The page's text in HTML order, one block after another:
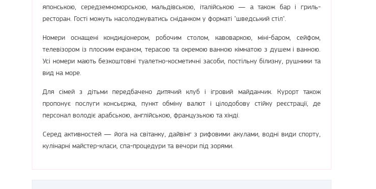
японською, середземноморською, мальдівською, італійською — а також бар і гриль-
ресторан. Гості можуть насолоджуватись сніданком у форматі "шведський стіл".
Номери оснащені кондиціонером, робочим столом, кавоваркою, міні-баром, сейфом,
телевізором із плоским екраном, терасою та окремою ванною кімнатою з душем і ванною.
Усі номери мають безкоштовні туалетно-косметичні засоби, постільну білизну, рушники та
вид на море.
Для сімей з дітьми передбачено дитячий клуб і ігровий майданчик. Курорт також
пропонує послуги консьєржа, пункт обміну валют і цілодобову стійку реєстрації, де
персонал володіє арабською, англійською, французькою та хінді.
Серед активностей — йога на світанку, дайвінг з рифовими акулами, водні види спорту,
кулінарні майстер-класи, спа-процедури та вечори під зорями.